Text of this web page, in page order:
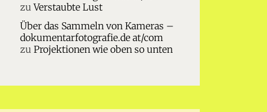
zuVerstaubte Lust
Über das Sammeln von Kameras –
dokumentarfotografie.de at/com
zu Projektionen wie oben so unten